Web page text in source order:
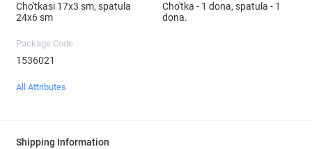
Cho'tkasi 17x3 sm, spatula
24x6 sm
Cho'tka - 1 dona, spatula - 1
dona.
Package Code
1536021
All Attributes
Shipping Information